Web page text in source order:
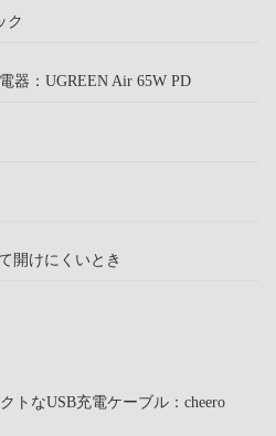
ク
器：UGREEN Air 65W PD
開けにくいとき
トなUSB充電ケーブル：cheero